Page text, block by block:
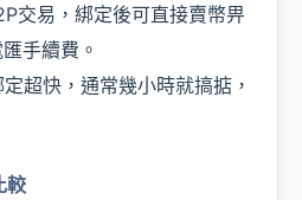
交易，綁定後可直接賣幣畀
手續費。
超快，通常幾小時就搞掂，
較